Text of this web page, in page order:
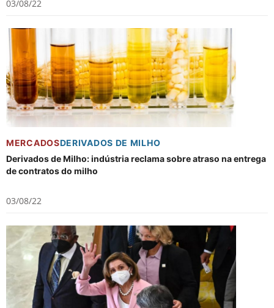
03/08/22
MERCADOSDERIVADOS DE MILHO
Derivados de Milho: indústria reclama sobre atraso na entrega
de contratos do milho
03/08/22